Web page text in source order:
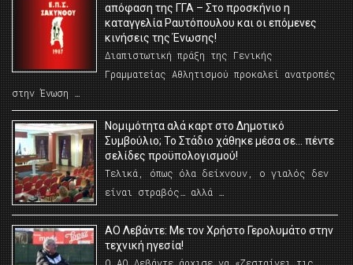
απόφαση της ΓΓΑ – Στο προσκήνιο η
καταγγελία Ραυτόπουλου και οι επόμενες
κινήσεις της Ένωσης!
Διαπιστωτική πράξη της Γενικής
Γραμματείας Αθλητισμού προκαλεί ανατροπές
στην Ένωση …
Νομιμότητα αλά καρτ στο Δημοτικό
Συμβούλιο; Το Στάδιο χάθηκε μέσα σε… πέντε
σελίδες προϋπολογισμού!
Τελικά, όπως όλα δείχνουν, ο γιαλός δεν
είναι στραβός… αλλά …
ΑΟ Λεβάντε: Με τον Χρήστο Γερολυμάτο στην
τεχνική ηγεσία!
Ο ΑΟ Λεβάντε άρχισε να «ζεσταίνει τις